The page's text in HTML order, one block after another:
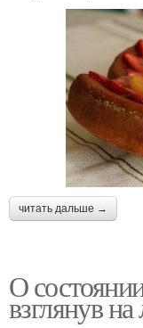
читать дальше →
О
взглянув